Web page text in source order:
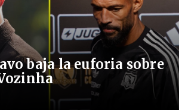
baja la euforia sobre